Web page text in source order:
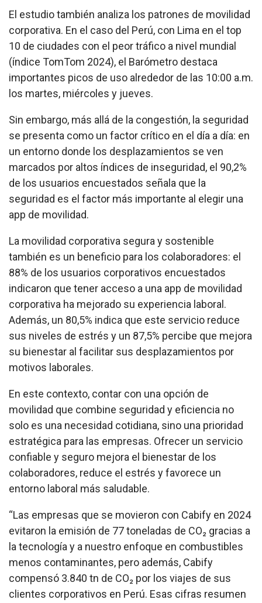
El estudio también analiza los patrones de movilidad
corporativa. En el caso del Perú, con Lima en el top
10 de ciudades con el peor tráfico a nivel mundial
(índice TomTom 2024), el Barómetro destaca
importantes picos de uso alrededor de las 10:00 a.m.
los martes, miércoles y jueves.
Sin embargo, más allá de la congestión, la seguridad
se presenta como un factor crítico en el día a día: en
un entorno donde los desplazamientos se ven
marcados por altos índices de inseguridad, el 90,2%
de los usuarios encuestados señala que la
seguridad es el factor más importante al elegir una
app de movilidad.
La movilidad corporativa segura y sostenible
también es un beneficio para los colaboradores: el
88% de los usuarios corporativos encuestados
indicaron que tener acceso a una app de movilidad
corporativa ha mejorado su experiencia laboral.
Además, un 80,5% indica que este servicio reduce
sus niveles de estrés y un 87,5% percibe que mejora
su bienestar al facilitar sus desplazamientos por
motivos laborales.
En este contexto, contar con una opción de
movilidad que combine seguridad y eficiencia no
solo es una necesidad cotidiana, sino una prioridad
estratégica para las empresas. Ofrecer un servicio
confiable y seguro mejora el bienestar de los
colaboradores, reduce el estrés y favorece un
entorno laboral más saludable.
“Las empresas que se movieron con Cabify en 2024
evitaron la emisión de 77 toneladas de CO₂ gracias a
la tecnología y a nuestro enfoque en combustibles
menos contaminantes, pero además, Cabify
compensó 3.840 tn de CO₂ por los viajes de sus
clientes corporativos en Perú. Esas cifras resumen